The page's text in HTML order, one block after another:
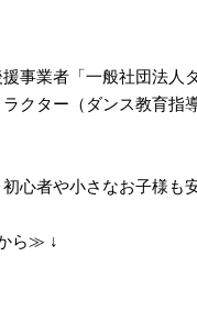
事業者「一般社団法
クター（ダンス教育
心者や小さなお子様も
ら≫ ↓